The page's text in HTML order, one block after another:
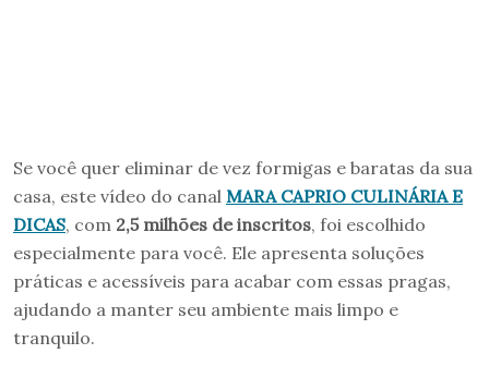
Se você quer eliminar de vez formigas e baratas da sua
casa, este vídeo do canal MARA CAPRIO CULINÁRIA E
DICAS, com 2,5 milhões de inscritos, foi escolhido
especialmente para você. Ele apresenta soluções
práticas e acessíveis para acabar com essas pragas,
ajudando a manter seu ambiente mais limpo e
tranquilo.